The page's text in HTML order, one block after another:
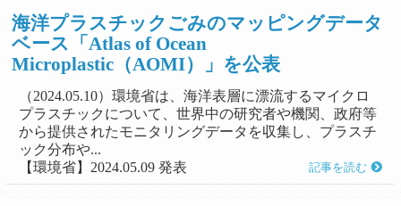
海洋プラスチックごみのマッピングデータ
ベース「Atlas of Ocean
Microplastic（AOMI）」を公表
（2024.05.10）環境省は、海洋表層に漂流するマイクロ
プラスチックについて、世界中の研究者や機関、政府等
から提供されたモニタリングデータを収集し、プラスチ
ック分布や...
【環境省】2024.05.09 発表
記事を読む